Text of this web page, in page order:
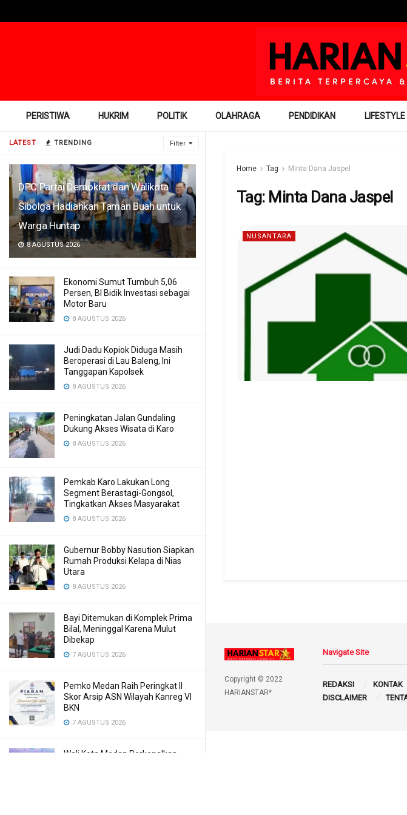
LATEST TRENDING Filter
DPC Partai Demokrat dan Walikota
Sibolga Hadiahkan Taman Buah untuk
Warga Huntap
8 AGUSTUS 2026
Ekonomi Sumut Tumbuh 5,06
Persen, BI Bidik Investasi sebagai
Motor Baru
8 AGUSTUS 2026
Judi Dadu Kopiok Diduga Masih
Beroperasi di Lau Baleng, Ini
Tanggapan Kapolsek
8 AGUSTUS 2026
Peningkatan Jalan Gundaling
Dukung Akses Wisata di Karo
8 AGUSTUS 2026
Pemkab Karo Lakukan Long
Segment Berastagi-Gongsol,
Tingkatkan Akses Masyarakat
8 AGUSTUS 2026
Gubernur Bobby Nasution Siapkan
Rumah Produksi Kelapa di Nias
Utara
8 AGUSTUS 2026
Bayi Ditemukan di Komplek Prima
Bilal, Meninggal Karena Mulut
Dibekap
7 AGUSTUS 2026
Pemko Medan Raih Peringkat II
Skor Arsip ASN Wilayah Kanreg VI
BKN
7 AGUSTUS 2026
Wali Kota Medan Perkenalkan
PERISTIWA HUKRIM POLITIK OLAHRAGA PENDIDIKAN LIFESTYLE
Home Tag Minta Dana Jaspel
Tag: Minta Dana Jaspel
NUSANTARA
Copyright © 2022
HARIANSTAR*
Navigate Site
REDAKSI KONTAK
DISCLAIMER